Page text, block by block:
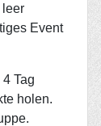
leer
Event
Tag
holen.